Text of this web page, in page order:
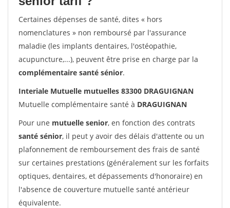
Certaines dépenses de santé, dites « hors
nomenclatures » non remboursé par l'assurance
maladie (les implants dentaires, l'ostéopathie,
acupuncture,...), peuvent être prise en charge par la
complémentaire santé sénior.
Interiale Mutuelle mutuelles 83300 DRAGUIGNAN
Mutuelle complémentaire santé à DRAGUIGNAN
Pour une mutuelle senior, en fonction des contrats
santé sénior, il peut y avoir des délais d'attente ou un
plafonnement de remboursement des frais de santé
sur certaines prestations (généralement sur les forfaits
optiques, dentaires, et dépassements d'honoraire) en
l'absence de couverture mutuelle santé antérieur
équivalente.